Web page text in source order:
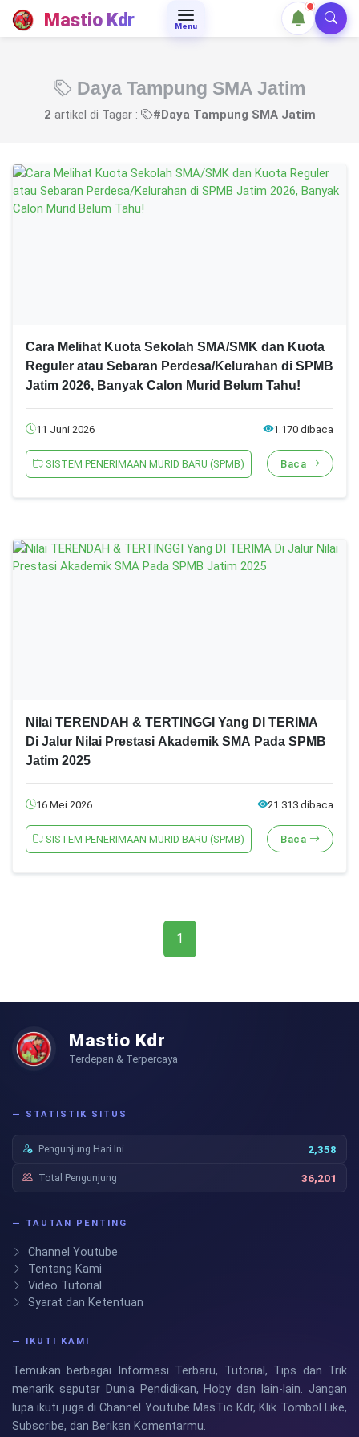
Mastio Kdr Menu
Daya Tampung SMA Jatim
2 artikel di Tagar : #Daya Tampung SMA Jatim
Cara Melihat Kuota Sekolah SMA/SMK dan Kuota
Reguler atau Sebaran Perdesa/Kelurahan di SPMB
Jatim 2026, Banyak Calon Murid Belum Tahu!
11 Juni 2026 1.170 dibaca
SISTEM PENERIMAAN MURID BARU (SPMB) Baca
Nilai TERENDAH & TERTINGGI Yang DI TERIMA
Di Jalur Nilai Prestasi Akademik SMA Pada SPMB
Jatim 2025
16 Mei 2026 21.313 dibaca
SISTEM PENERIMAAN MURID BARU (SPMB) Baca
1
Mastio Kdr
Terdepan & Terpercaya
— STATISTIK SITUS
Pengunjung Hari Ini 2,358
Total Pengunjung 36,201
— TAUTAN PENTING
Channel Youtube
Tentang Kami
Video Tutorial
Syarat dan Ketentuan
— IKUTI KAMI
Temukan berbagai Informasi Terbaru, Tutorial, Tips dan Trik
menarik seputar Dunia Pendidikan, Hoby dan lain-lain. Jangan
lupa ikuti juga di Channel Youtube MasTio Kdr, Klik Tombol Like,
Subscribe, dan Berikan Komentarmu.